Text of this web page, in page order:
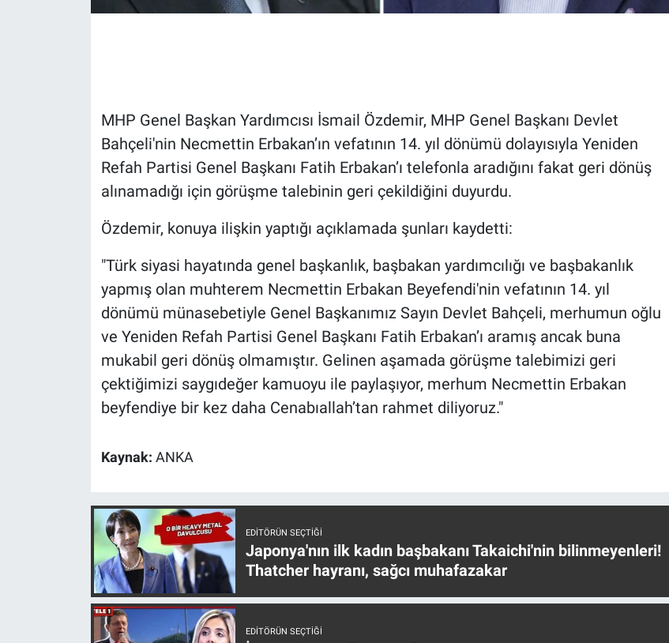
MHP Genel Başkan Yardımcısı İsmail Özdemir, MHP Genel Başkanı Devlet
Bahçeli'nin Necmettin Erbakan’ın vefatının 14. yıl dönümü dolayısıyla Yeniden
Refah Partisi Genel Başkanı Fatih Erbakan’ı telefonla aradığını fakat geri dönüş
alınamadığı için görüşme talebinin geri çekildiğini duyurdu.
Özdemir, konuya ilişkin yaptığı açıklamada şunları kaydetti:
"Türk siyasi hayatında genel başkanlık, başbakan yardımcılığı ve başbakanlık
yapmış olan muhterem Necmettin Erbakan Beyefendi'nin vefatının 14. yıl
dönümü münasebetiyle Genel Başkanımız Sayın Devlet Bahçeli, merhumun oğlu
ve Yeniden Refah Partisi Genel Başkanı Fatih Erbakan’ı aramış ancak buna
mukabil geri dönüş olmamıştır. Gelinen aşamada görüşme talebimizi geri
çektiğimizi saygıdeğer kamuoyu ile paylaşıyor, merhum Necmettin Erbakan
beyfendiye bir kez daha Cenabıallah’tan rahmet diliyoruz."
Kaynak: ANKA
EDITÖRÜN SEÇTIĞI
Japonya'nın ilk kadın başbakanı Takaichi'nin bilinmeyenleri!
Thatcher hayranı, sağcı muhafazakar
EDITÖRÜN SEÇTIĞI
Koronavirüs
Ne demişti
Teknoloji
Türkiye'nin Geleceği